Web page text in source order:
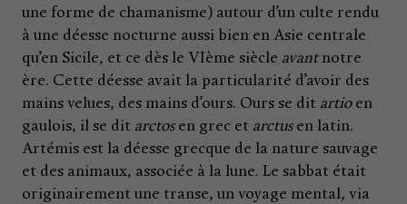
une forme de chamanisme) autour d’un culte rendu
à une déesse nocturne aussi bien en Asie centrale
qu’en Sicile, et ce dès le VIème siècle avantnotre
ère. Cette déesse avait la particularité d’avoir des
mains velues, des mains d’ours. Ours se dit artioen
gaulois, il se dit arctos en grec et arctusen latin.
Artémis est la déesse grecque de la nature sauvage
et des animaux, associée à la lune. Le sabbat était
originairement une transe, un voyage mental, via